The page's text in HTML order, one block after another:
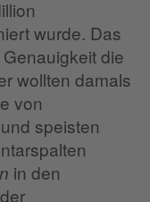
wurde. Das
die
wollten damals
von
speisten
in den